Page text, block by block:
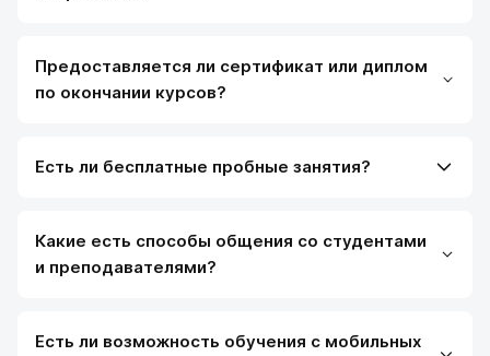
Предоставляется ли сертификат или диплом
по окончании курсов?
Есть ли бесплатные пробные занятия?
Какие есть способы общения со студентами
и преподавателями?
Есть ли возможность обучения с мобильных